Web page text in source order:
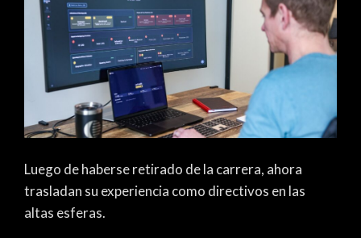
Luego de haberse retirado de la carrera, ahora
trasladan su experiencia como directivos en las
altas esferas.